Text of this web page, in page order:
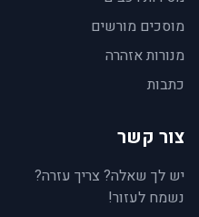
מוסכים מורשים
מנורות אזהרה
כתבות
צור קשר
יש לך שאלה? צריך עזרה?
נשמח לעזור!